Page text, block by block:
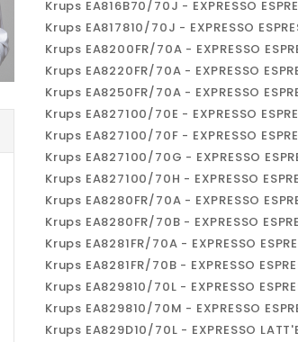
Krups EA816B70/70J - EXPRESSO
Krups EA817810/70J - EXPRESSO
Krups EA8200FR/70A - EXPRESSO
Krups EA8220FR/70A - EXPRESSO
Krups EA8250FR/70A - EXPRESSO
Krups EA827100/70E - EXPRESSO
Krups EA827100/70F - EXPRESSO
Krups EA827100/70G - EXPRESSO
Krups EA827100/70H - EXPRESSO
Krups EA8280FR/70A - EXPRESSO
Krups EA8280FR/70B - EXPRESSO
Krups EA8281FR/70A - EXPRESSO
Krups EA8281FR/70B - EXPRESSO
Krups EA829810/70L - EXPRESSO
Krups EA829810/70M - EXPRESSO
Krups EA829D10/70L - EXPRESSO